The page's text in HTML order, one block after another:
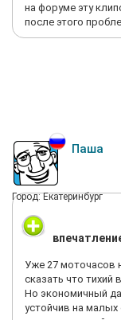
на форуме эту
после этого
Паша
Город: Екатеринбург
Уже 27 моточасов
сказать что тихий
Но экономичный
устойчив на малых